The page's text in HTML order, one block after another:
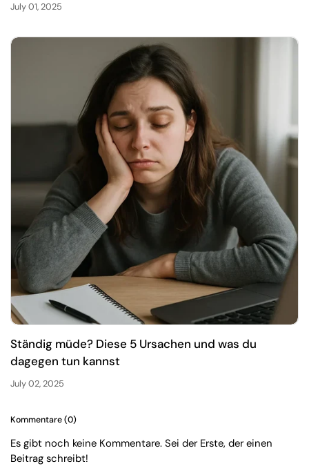
July 01, 2025
Ständig müde? Diese 5 Ursachen und was du
dagegen tun kannst
July 02, 2025
Kommentare (0)
Es gibt noch keine Kommentare. Sei der Erste, der einen
Beitrag schreibt!